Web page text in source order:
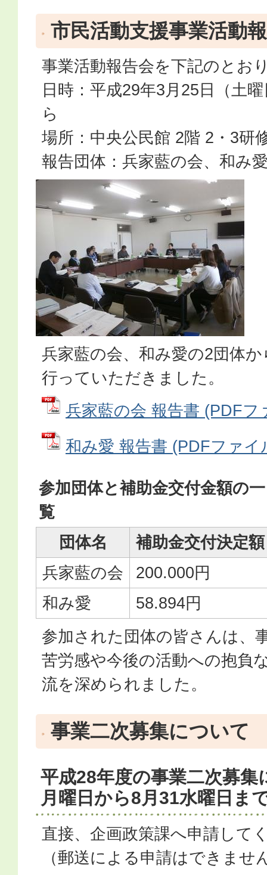
市民活動支援事業活動
事業活動報告会を下記のとお
日時：平成29年3月25日（土
ら
場所：中央公民館 2階 2・3研
報告団体：兵家藍の会、和み
兵家藍の会、和み愛の2団体
行っていただきました。
兵家藍の会 報告書 (PDFフ
和み愛 報告書 (PDFファイ
参加団体と補助金交付金額の一
覧
団体名
補助金交付決定額
兵家藍の会
200.000円
和み愛
58.894円
参加された団体の皆さんは、
苦労感や今後の活動への抱負
流を深められました。
事業二次募集について
平成28年度の事業二次募集
月曜日から8月31水曜日ま
直接、企画政策課へ申請して
（郵送による申請はできませ